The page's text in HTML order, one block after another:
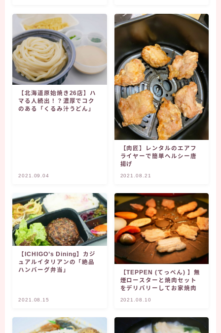
【北海道原始焼き26店】ハ
マる人続出！？濃厚でコク
のある「くるみ汁うどん」
2021.09.04
【肉匠】レンタルのエアフ
ライヤーで簡単ヘルシー唐
揚げ
2021.08.21
【ICHIGO’s Dining】カジ
ュアルイタリアンの「絶品
ハンバーグ弁当」
2021.08.15
【TEPPEN (てっぺん) 】無
煙ロースターと焼肉セット
をデリバリーしてお家焼肉
2021.08.10